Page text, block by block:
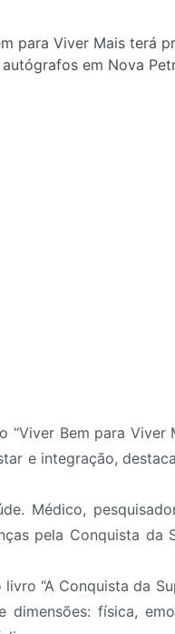
Bem para Viver
e integração,
Médico,
pela Conquista da
“A Conquista da
física,